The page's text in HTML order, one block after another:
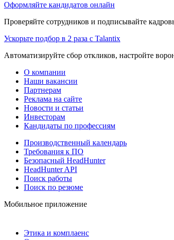
Оформляйте кандидатов онлайн
Проверяйте сотрудников и подписывайте
Ускорьте подбор в 2 раза с Talantix
Автоматизируйте сбор откликов, настройте
О компании
Наши вакансии
Партнерам
Реклама на сайте
Новости и статьи
Инвесторам
Кандидаты по профессиям
Производственный календарь
Требования к ПО
Безопасный HeadHunter
HeadHunter API
Поиск работы
Поиск по резюме
Мобильное приложение
Этика и комплаенс